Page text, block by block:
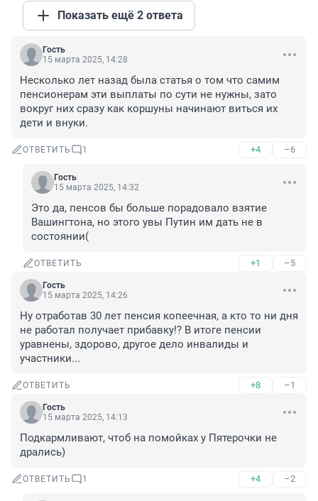
Показать ещё 2 ответа
Гость
15 марта 2025, 14:28
Несколько лет назад была статья о том что самим
пенсионерам эти выплаты по сути не нужны, зато
вокруг них сразу как коршуны начинают виться их
дети и внуки.
ОТВЕТИТЬ 1 +4 –6
Гость
15 марта 2025, 14:32
Это да, пенсов бы больше порадовало взятие
Вашингтона, но этого увы Путин им дать не в
состоянии(
ОТВЕТИТЬ +1 –5
Гость
15 марта 2025, 14:26
Ну отработав 30 лет пенсия копеечная, а кто то ни дня
не работал получает прибавку!? В итоге пенсии
уравнены, здорово, другое дело инвалиды и
участники...
ОТВЕТИТЬ +8 –1
Гость
15 марта 2025, 14:13
Подкармливают, чтоб на помойках у Пятерочки не
дрались)
ОТВЕТИТЬ 1 +4 –2